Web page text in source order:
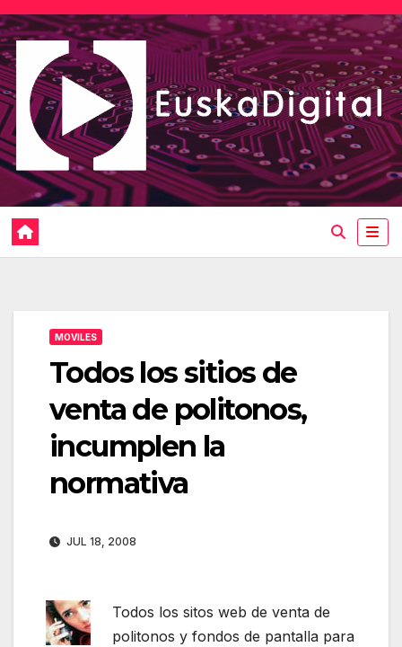
Saltar
al
contenido
MOVILES
Todos los sitios de
venta de politonos,
incumplen la
normativa
JUL 18, 2008
Todos los sitos web de venta de
politonos y fondos de pantalla para